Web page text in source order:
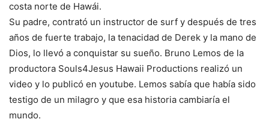
costa norte de Hawái.
Su padre, contrató un instructor de surf y después de tres
años de fuerte trabajo, la tenacidad de Derek y la mano de
Dios, lo llevó a conquistar su sueño. Bruno Lemos de la
productora Souls4Jesus Hawaii Productions realizó un
video y lo publicó en youtube. Lemos sabía que había sido
testigo de un milagro y que esa historia cambiaría el
mundo.